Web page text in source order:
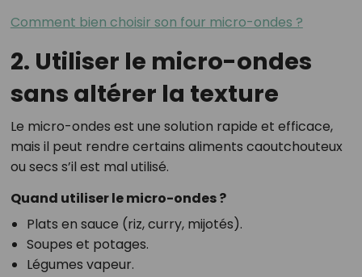
Comment bien choisir son four micro-ondes ?
2. Utiliser le micro-ondes
sans altérer la texture
Le micro-ondes est une solution rapide et efficace,
mais il peut rendre certains aliments caoutchouteux
ou secs s’il est mal utilisé.
Quand utiliser le micro-ondes ?
Plats en sauce (riz, curry, mijotés).
Soupes et potages.
Légumes vapeur.